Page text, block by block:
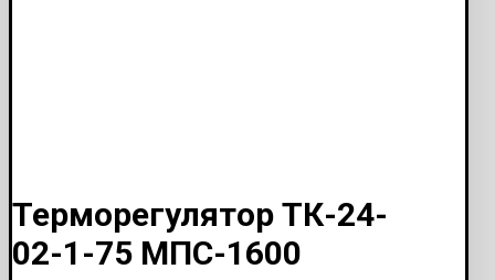
Терморегулятор ТК-24-
02-1-75 МПС-1600